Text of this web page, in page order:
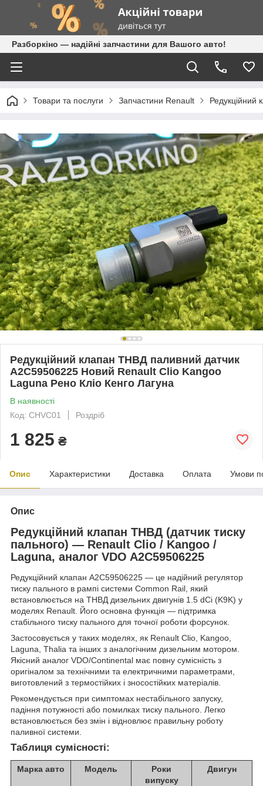
Разборкіно — надійні запчастини для Вашого авто!
Товари та послуги Запчастини Renault Редукційний
Редукційний клапан ТНВД паливний датчик
A2C59506225 Новий Renault Clio Kangoo
Laguna Рено Кліо Кенго Лагуна
В наявності
Код: CHVC01
Роздріб
1 825 ₴
Опис Характеристики Доставка Оплата Умови
Опис
Редукційний клапан ТНВД (датчик тиску
пального) — Renault Clio / Kangoo /
Laguna, аналог VDO A2C59506225
Редукційний клапан A2C59506225 — це надійний регулятор
тиску пального в рампі системи Common Rail, який
встановлюється на ТНВД дизельних двигунів 1.5 dCi (K9K) у
моделях Renault. Його основна функція — підтримка
стабільного тиску пального для точної роботи форсунок.
Застосовується у таких моделях, як Renault Clio, Kangoo,
Laguna, Thalia та інших з аналогічним дизельним мотором.
Якісний аналог VDO/Continental має повну сумісність з
оригіналом за технічними та електричними параметрами,
виготовлений з термостійких і зносостійких матеріалів.
Рекомендується при симптомах нестабільного запуску,
падіння потужності або помилках тиску пального. Легко
встановлюється без змін і відновлює правильну роботу
паливної системи.
Таблиця сумісності:
Марка авто Модель
Роки
випуску
Двигун